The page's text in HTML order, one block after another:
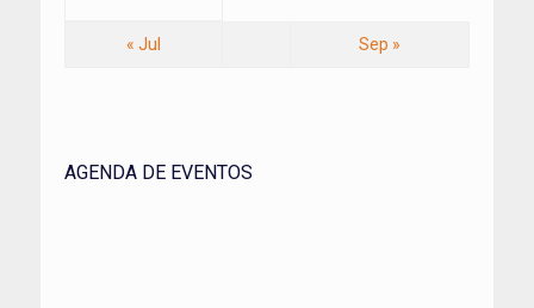
« Jul Sep »
AGENDA DE EVENTOS